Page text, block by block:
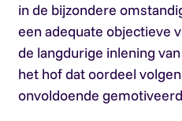
in de bijzondere
een adequate objectieve
de langdurige inlening
het hof dat oordeel
onvoldoende